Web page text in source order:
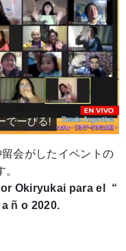
会がしたイベントの
Okiryukai para el “
ño 2020.